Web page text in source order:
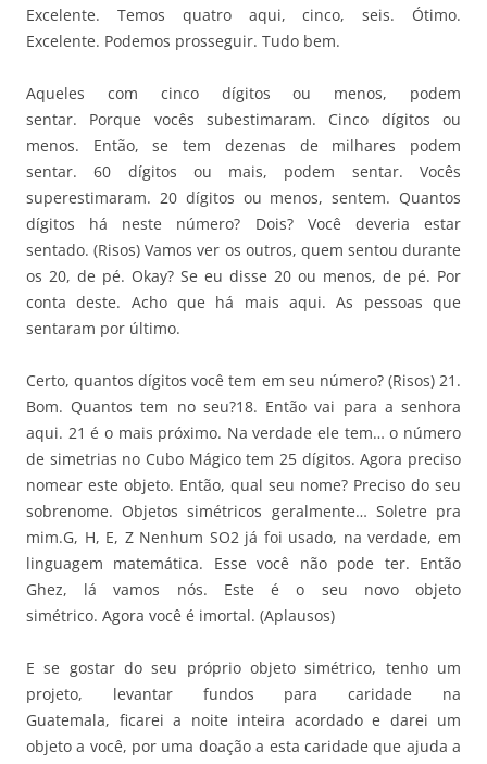
Excelente. Temos quatro aqui, cinco, seis. Ótimo.
Excelente. Podemos prosseguir. Tudo bem.
Aqueles com cinco dígitos ou menos, podem
sentar. Porque vocês subestimaram. Cinco dígitos ou
menos. Então, se tem dezenas de milhares podem
sentar. 60 dígitos ou mais, podem sentar. Vocês
superestimaram. 20 dígitos ou menos, sentem. Quantos
dígitos há neste número? Dois? Você deveria estar
sentado. (Risos) Vamos ver os outros, quem sentou durante
os 20, de pé. Okay? Se eu disse 20 ou menos, de pé. Por
conta deste. Acho que há mais aqui. As pessoas que
sentaram por último.
Certo, quantos dígitos você tem em seu número? (Risos) 21.
Bom. Quantos tem no seu?18. Então vai para a senhora
aqui. 21 é o mais próximo. Na verdade ele tem… o número
de simetrias no Cubo Mágico tem 25 dígitos. Agora preciso
nomear este objeto. Então, qual seu nome? Preciso do seu
sobrenome. Objetos simétricos geralmente… Soletre pra
mim.G, H, E, Z Nenhum SO2 já foi usado, na verdade, em
linguagem matemática. Esse você não pode ter. Então
Ghez, lá vamos nós. Este é o seu novo objeto
simétrico. Agora você é imortal. (Aplausos)
E se gostar do seu próprio objeto simétrico, tenho um
projeto, levantar fundos para caridade na
Guatemala, ficarei a noite inteira acordado e darei um
objeto a você, por uma doação a esta caridade que ajuda a